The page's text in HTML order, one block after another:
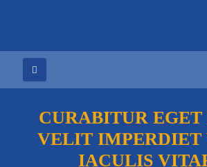
CURABITUR EGET
VELIT IMPERDIET
IACULIS